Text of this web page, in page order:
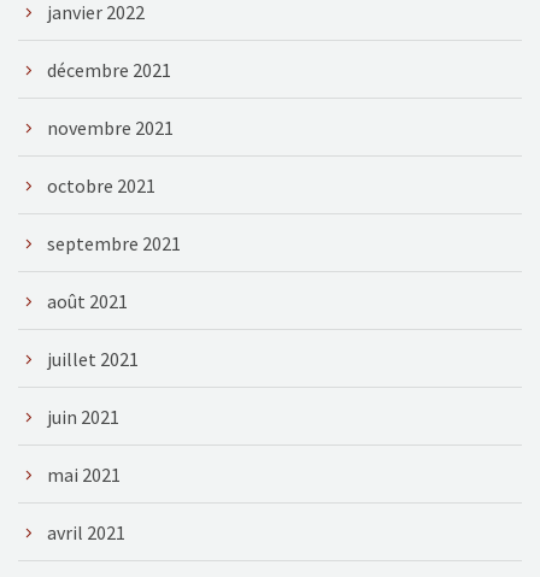
janvier 2022
décembre 2021
novembre 2021
octobre 2021
septembre 2021
août 2021
juillet 2021
juin 2021
mai 2021
avril 2021